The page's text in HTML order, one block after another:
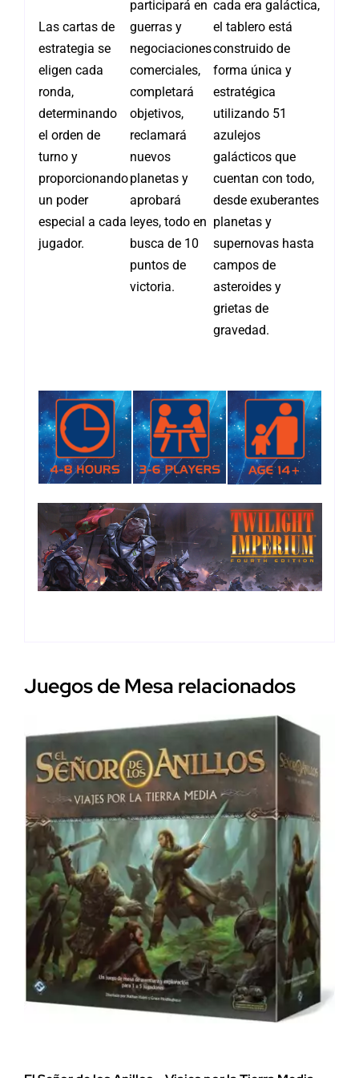
Las cartas de
estrategia se
eligen cada
ronda,
determinando
el orden de
turno y
proporcionando
un poder
especial a cada
jugador.
participará en
guerras y
negociaciones
comerciales,
completará
objetivos,
reclamará
nuevos
planetas y
aprobará
leyes, todo en
busca de 10
puntos de
victoria.
cada era galáctica,
el tablero está
construido de
forma única y
estratégica
utilizando 51
azulejos
galácticos que
cuentan con todo,
desde exuberantes
planetas y
supernovas hasta
campos de
asteroides y
grietas de
gravedad.
Juegos de Mesa relacionados